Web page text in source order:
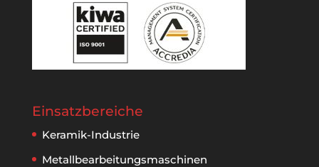
Einsatzbereiche
Keramik-Industrie
Metallbear­beitungs­maschinen